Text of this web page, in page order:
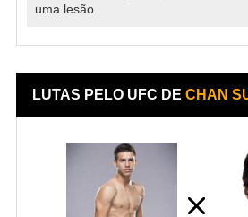
uma lesão.
LUTAS PELO UFC DECHAN